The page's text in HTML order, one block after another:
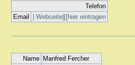
Telefon
Email
| Webseite|[[hier eintragen
Name Manfred Fercher